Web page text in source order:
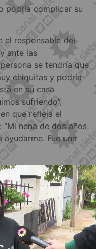
podría complicar su
el responsable del
ante las
se tendría que
chiquitas y podría
en su casa
sufriendo”,
que refleja el
nena de dos años
Fue una